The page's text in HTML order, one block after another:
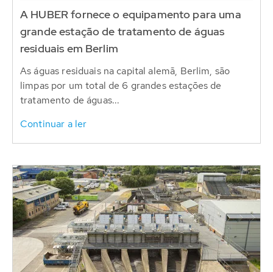
A HUBER fornece o equipamento para uma
grande estação de tratamento de águas
residuais em Berlim
As águas residuais na capital alemã, Berlim, são
limpas por um total de 6 grandes estações de
tratamento de águas...
Continuar a ler